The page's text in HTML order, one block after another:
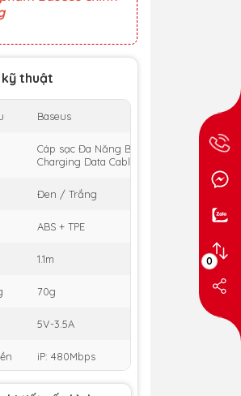
0
thuật
Baseus
Cáp sạc Đa Năng Baseus Free2Draw
Charging Data Cable USB to M+L+C 3.5A
Đen / Trắng
ABS + TPE
1.1m
70g
5V-3.5A
iP: 480Mbps